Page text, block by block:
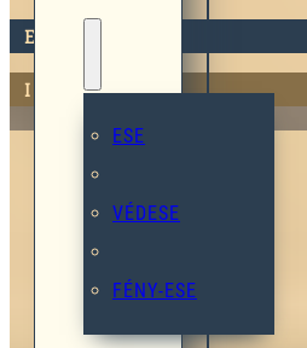
ESE
VÉDESE
FÉNY-ESE
ESE
ISASZEG
LÁTOGATÁS
9:00 - 18:00